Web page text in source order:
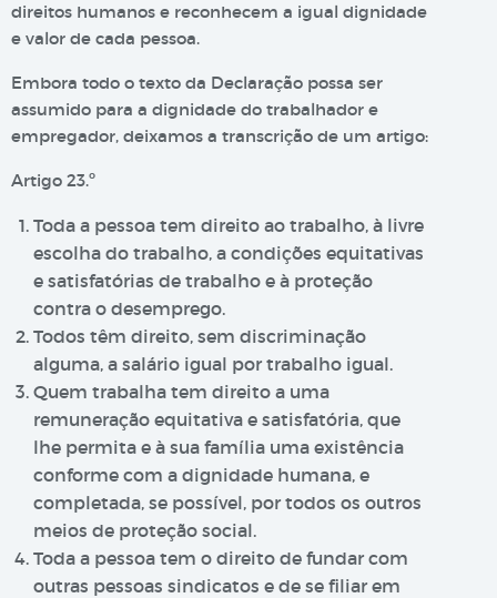
direitos humanos e reconhecem a igual dignidade
e valor de cada pessoa.
Embora todo o texto da Declaração possa ser
assumido para a dignidade do trabalhador e
empregador, deixamos a transcrição de um artigo:
Artigo 23.º
Toda a pessoa tem direito ao trabalho, à livre
escolha do trabalho, a condições equitativas
e satisfatórias de trabalho e à proteção
contra o desemprego.
Todos têm direito, sem discriminação
alguma, a salário igual por trabalho igual.
Quem trabalha tem direito a uma
remuneração equitativa e satisfatória, que
lhe permita e à sua família uma existência
conforme com a dignidade humana, e
completada, se possível, por todos os outros
meios de proteção social.
Toda a pessoa tem o direito de fundar com
outras pessoas sindicatos e de se filiar em